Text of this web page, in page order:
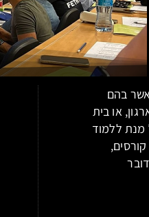
בהם
או בית
מנת ללמוד